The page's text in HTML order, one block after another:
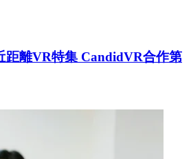
距離VR特集 CandidVR合作第